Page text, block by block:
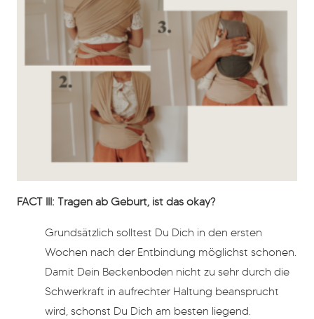
FACT III: Tragen ab Geburt, ist das okay?
Grundsätzlich solltest Du Dich in den ersten
Wochen nach der Entbindung möglichst schonen.
Damit Dein Beckenboden nicht zu sehr durch die
Schwerkraft in aufrechter Haltung beansprucht
wird, schonst Du Dich am besten liegend.